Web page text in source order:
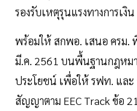
รองรับเหตุรุนแรงทางการเงิน
พร้อมให้ สกพอ. เสนอ ครม.
มี.ค. 2561 บนพื้นฐานกฎหม
ประโยชน์ เพื่อให้ รฟท. แล
สัญญาตาม EEC Track ข้อ 21